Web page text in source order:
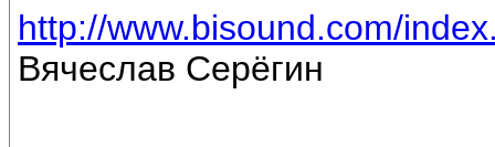
http://www.bisound.com/
Вячеслав Серёгин